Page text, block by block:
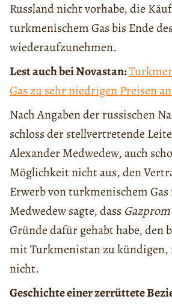
Russland nicht vorhabe, die
turkmenischem Gas bis Ende
wiederaufzunehmen.
Lest auch bei Novastan:
Gas zu sehr niedrigen Preisen
Nach Angaben der russischen
schloss der stellvertretende
Alexander Medwedew, auch
Möglichkeit nicht aus, den
Erwerb von turkmenischem
Medwedew sagte, dass Gazprom
Gründe dafür gehabt habe, den
mit Turkmenistan zu kündigen,
nicht.
Geschichte einer zerrüttete